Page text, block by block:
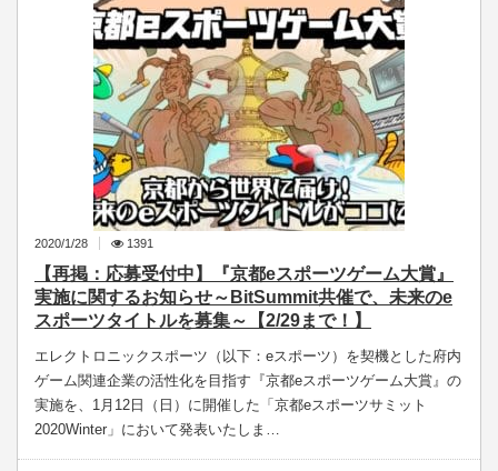
2020/1/28 1391
【再掲：応募受付中】『京都eスポーツゲーム大賞』
実施に関するお知らせ～BitSummit共催で、未来のe
スポーツタイトルを募集～【2/29まで！】
エレクトロニックスポーツ（以下：eスポーツ）を契機とした府内
ゲーム関連企業の活性化を目指す『京都eスポーツゲーム大賞』の
実施を、1月12日（日）に開催した「京都eスポーツサミット
2020Winter」において発表いたしま…